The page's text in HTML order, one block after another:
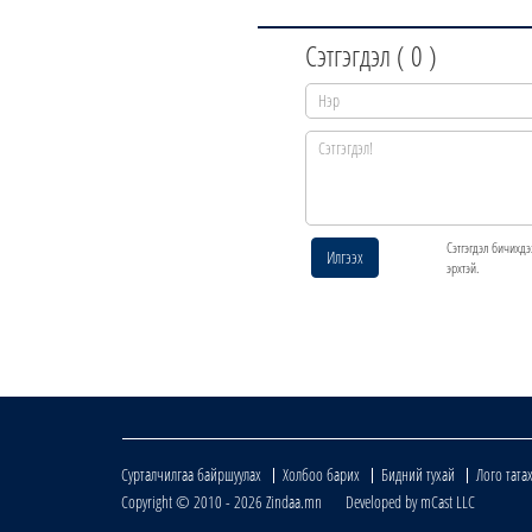
Сэтгэгдэл ( 0 )
Илгээх
Сэтгэгдэл
эрхтэй.
Сурталчилгаа байршуулах Холбоо барих Бидний тухай
Лого татах
Copyright © 2010 - 2026 Zindaa.mn Developed by mCast LLC